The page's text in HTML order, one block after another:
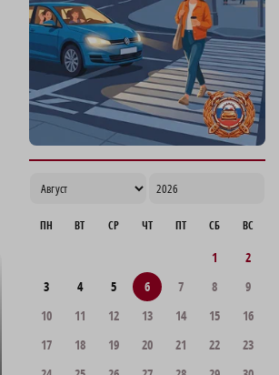
17:38
ПН ВТ СР ЧТ ПТ СБ ВС
1
2
3
4 5 6 7 8
9
10
11 12 13 14 15
16
17
18 19 20 21 22
23